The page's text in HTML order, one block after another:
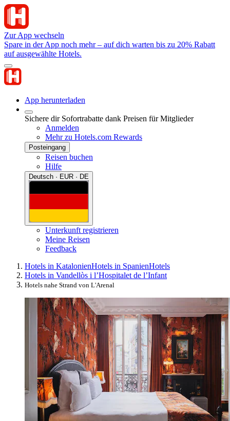
Zur App wechseln
Spare in der App noch mehr – auf dich warten bis zu 20% Rabatt
auf ausgewählte Hotels.
App herunterladen
Sichere dir Sofortrabatte dank Preisen für Mitglieder
Anmelden
Mehr zu Hotels.com Rewards
Posteingang
Reisen buchen
Hilfe
Deutsch · EUR · DE
Unterkunft registrieren
Meine Reisen
Feedback
Hotels in KatalonienHotels in SpanienHotels
Hotels in Vandellòs i l’Hospitalet de l’Infant
Hotels nahe Strand von L'Arenal